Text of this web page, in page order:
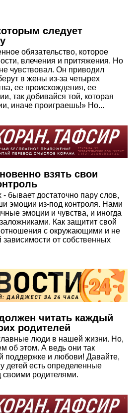
следует
обязательство, которое
влечения и притяжения. Но
чувствовал. Он приводил
в жены из-за четырех
ее происхождения, ее
так добивайся той, которая
иначе проиграешь!» Но...
взять свои
- бывает достаточно пару слов,
эмоции из-под контроля. Нами
эмоции и чувства, и иногда
Как защитит свой
отношения с окружающими и не
зависимости от собственных
читать каждый
родителей
люди в нашей жизни. Но,
об этом. А ведь они так
поддержке и любови! Давайте,
детей есть определенные
своими родителями.